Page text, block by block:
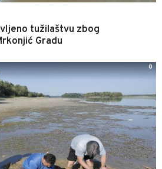
tužilaštvu zbog
Gradu
0